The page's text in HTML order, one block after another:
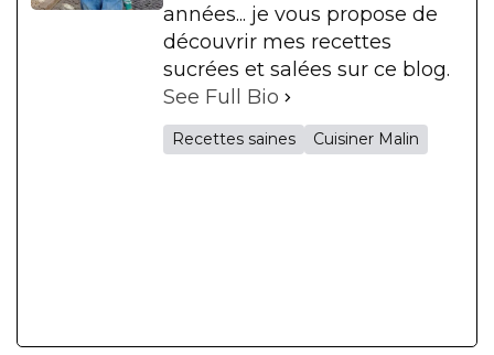
années... je vous propose de
découvrir mes recettes
sucrées et salées sur ce blog.
See Full Bio
Recettes saines Cuisiner Malin